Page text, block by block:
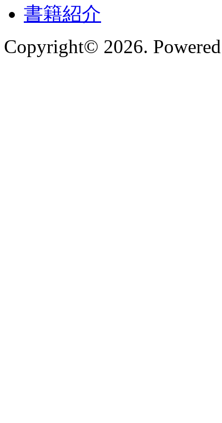
書籍紹介
Copyright© 2026.